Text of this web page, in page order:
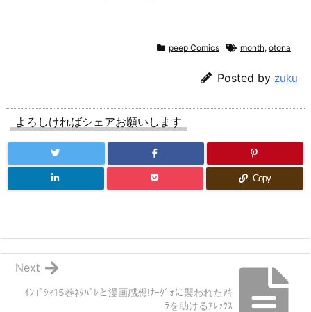
peep Comics month, otona
Posted by zuku
よろしければシェアお願いします
Copy
ｲﾝｺﾞｼﾏ15巻ﾈﾀﾊﾞﾚと漫画感想!ﾅｰｸﾞｫに襲われたｱｷ
ﾗを助けるｱﾚｯｸｽ
Next